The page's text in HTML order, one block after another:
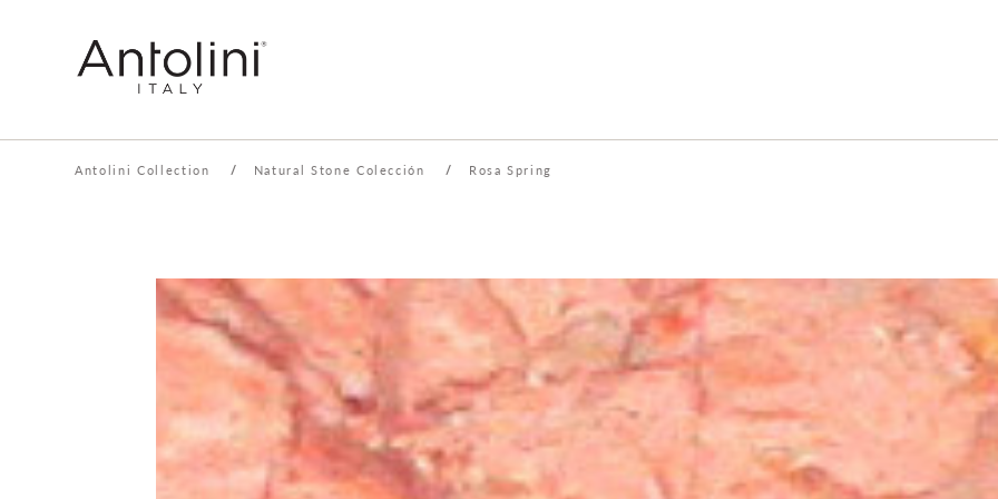
Antolini Collection / Natural Stone Colección / Rosa Spring